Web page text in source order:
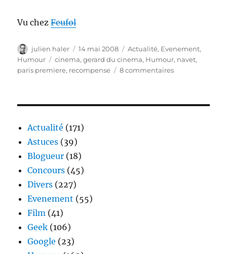
Vu chezFeufol
Auteur
julien haler
Publié
le
14 mai 2008 Catégories
Actualité, Evenement,
Humour
Étiquettes
cinema,gerard du cinema, Humour, navet,
paris premiere, recompense 8 commentairessur
Actualité (171)
Astuces (39)
Blogueur (18)
Concours (45)
Divers (227)
Evenement (55)
Film (41)
Geek (106)
Google (23)